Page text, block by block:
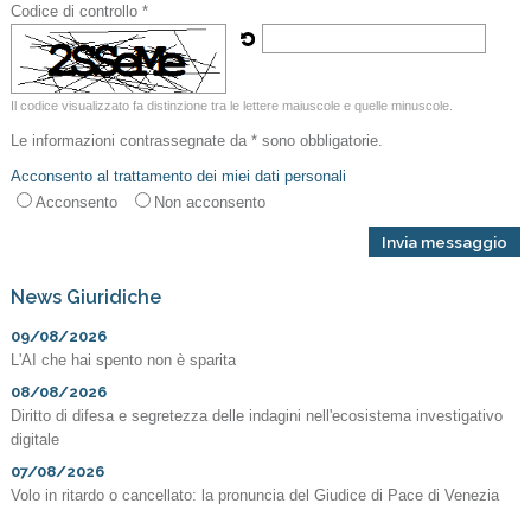
Codice di controllo *
Il codice visualizzato fa distinzione tra le lettere maiuscole e quelle minuscole.
Le informazioni contrassegnate da * sono obbligatorie.
Acconsento al trattamento dei miei dati personali
Acconsento
Non acconsento
News Giuridiche
09/08/2026
L'AI che hai spento non è sparita
08/08/2026
Diritto di difesa e segretezza delle indagini nell'ecosistema investigativo
digitale
07/08/2026
Volo in ritardo o cancellato: la pronuncia del Giudice di Pace di Venezia